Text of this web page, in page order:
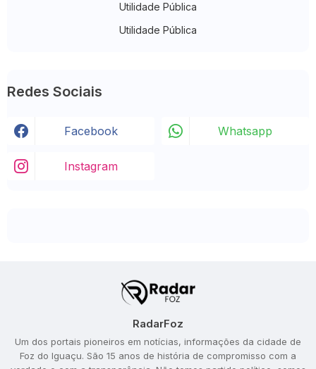
Utilidade Pública
Utilidade Pública
Redes Sociais
Facebook Whatsapp
Instagram
RadarFoz
Um dos portais pioneiros em notícias, informações da cidade de
Foz do Iguaçu. São 15 anos de história de compromisso com a